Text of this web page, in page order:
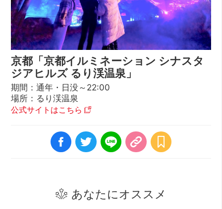
京都「京都イルミネーション シナスタ
ジアヒルズ るり渓温泉」
期間：通年・日没～22:00
場所：るり渓温泉
公式サイトはこちら
あなたにオススメ